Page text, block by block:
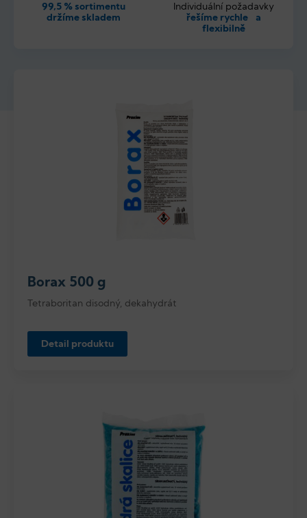
99,5 % sortimentu
držíme skladem
Individuální požadavky
řešíme rychle a
flexibilně
Borax 500 g
Tetraboritan disodný, dekahydrát
Detail produktu